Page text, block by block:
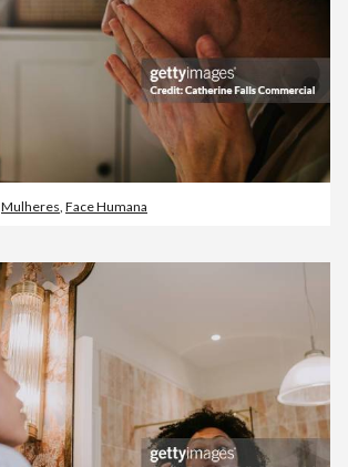
Mulheres, Face Humana